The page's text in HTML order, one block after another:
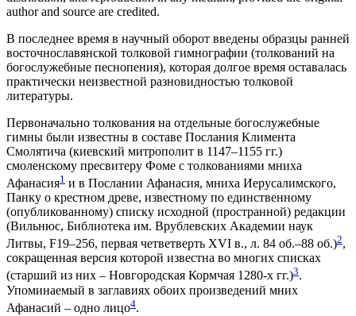
author and source are credited.
В последнее время в научный оборот введены образцы ранней
восточнославянской толковой гимнографии (толкований на
богослужебные песнопения), которая долгое время оставалась
практически неизвестной разновидностью толковой
литературы.
Первоначально толкования на отдельные богослужебные
гимны были известны в составе Послания Климента
Смолятича (киевский митрополит в 1147–1155 гг.)
смоленскому пресвитеру Фоме с толкованиями мниха
Афанасия1 и в Послании Афанасия, мниха Иерусалимского,
Панку о крестном древе, известному по единственному
(опубликованному) списку исходной (пространной) редакции
(Вильнюс, Библиотека им. Врублевских Академии наук
Литвы, F19–256, первая четветверть XVI в., л. 84 об.–88 об.)2,
сокращенная версия которой известна во многих списках
(старший из них – Новгородская Кормчая 1280-х гг.)3.
Упоминаемый в заглавиях обоих произведений мних
Афанасий – одно лицо4.